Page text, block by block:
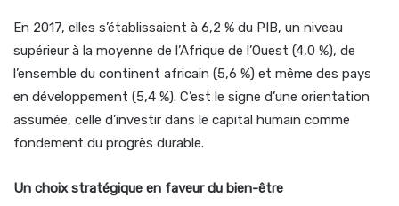
En 2017, elles s’établissaient à 6,2 % du PIB, un niveau
supérieur à la moyenne de l’Afrique de l’Ouest (4,0 %), de
l’ensemble du continent africain (5,6 %) et même des pays
en développement (5,4 %). C’est le signe d’une orientation
assumée, celle d’investir dans le capital humain comme
fondement du progrès durable.
Un choix stratégique en faveur du bien-être